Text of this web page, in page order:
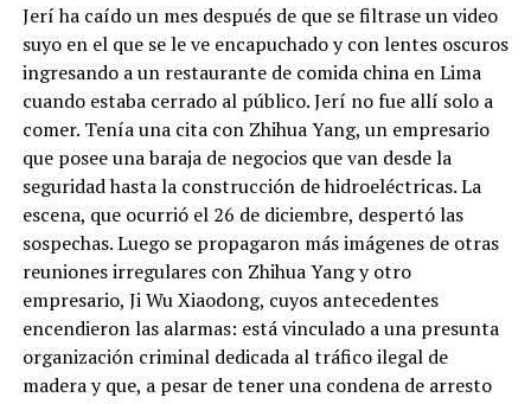
Jerí ha caído un mes después de que se filtrase un video
suyo en el que se le ve encapuchado y con lentes oscuros
ingresando a un restaurante de comida china en Lima
cuando estaba cerrado al público. Jerí no fue allí solo a
comer. Tenía una cita con Zhihua Yang, un empresario
que posee una baraja de negocios que van desde la
seguridad hasta la construcción de hidroeléctricas. La
escena, que ocurrió el 26 de diciembre, despertó las
sospechas. Luego se propagaron más imágenes de otras
reuniones irregulares con Zhihua Yang y otro
empresario, Ji Wu Xiaodong, cuyos antecedentes
encendieron las alarmas: está vinculado a una presunta
organización criminal dedicada al tráfico ilegal de
madera y que, a pesar de tener una condena de arresto